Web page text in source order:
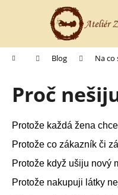
Domů Blog Na co
Proč
Protože každá žena
Protože co zákazník či
Protože když ušiju nový
Protože nakupuji látky
í
Zpět
do
obchodu
Zpět
do
obchodu